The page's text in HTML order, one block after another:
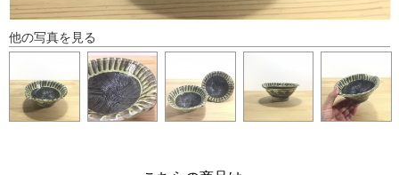
他の写真を見る